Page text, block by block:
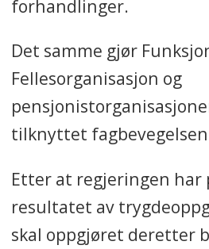
forhandlinger.
Det samme gjør
Fellesorganisasjon og
tilknyttet
Etter at regjeringen har
resultatet av
skal oppgjøret deretter